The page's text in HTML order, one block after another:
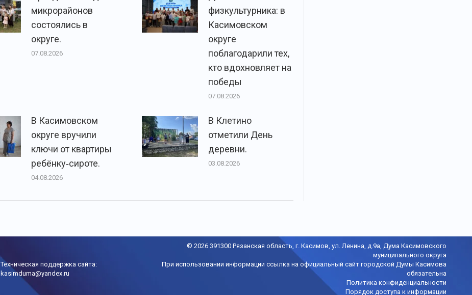
микрорайонов
состоялись в
округе.
07.08.2026
физкультурника: в
Касимовском
округе
поблагодарили тех,
кто вдохновляет на
победы
07.08.2026
В Касимовском
округе вручили
ключи от квартиры
ребёнку‑сироте.
04.08.2026
В Клетино
отметили День
деревни.
03.08.2026
Техническая поддержка сайта:
kasimduma@yandex.ru
© 2026 391300 Рязанская область, г. Касимов, ул. Ленина, д.9а, Дума Касимовского
муниципального округа
При использовании информации ссылка на официальный сайт городской Думы Касимова
обязательна
Политика конфиденциальности
Порядок доступа к информации